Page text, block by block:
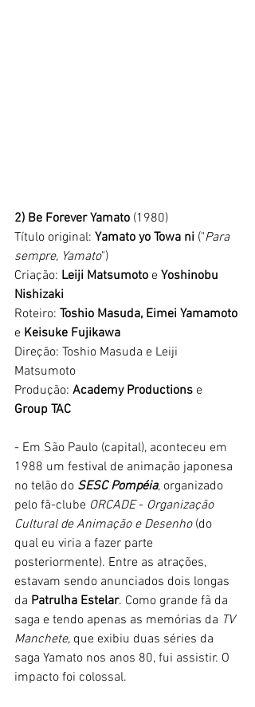
2) Be Forever Yamato (1980)
Título original: Yamato yo Towa ni ("Para
sempre, Yamato")
Criação: Leiji Matsumoto e Yoshinobu
Nishizaki
Roteiro: Toshio Masuda, Eimei Yamamoto
e Keisuke Fujikawa
Direção: Toshio Masuda e Leiji
Matsumoto
Produção: Academy Productions e
Group TAC
- Em São Paulo (capital), aconteceu em
1988 um festival de animação japonesa
no telão do SESC Pompéia, organizado
pelo fã-clube ORCADE - Organização
Cultural de Animação e Desenho (do
qual eu viria a fazer parte
posteriormente). Entre as atrações,
estavam sendo anunciados dois longas
da Patrulha Estelar. Como grande fã da
saga e tendo apenas as memórias da TV
Manchete, que exibiu duas séries da
saga Yamato nos anos 80, fui assistir. O
impacto foi colossal.